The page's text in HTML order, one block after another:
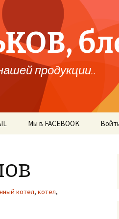
продукции..
Мы в FACEBOOK
котел, котел,